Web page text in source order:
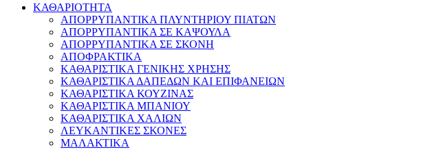
ΚΑΘΑΡΙΟΤΗΤΑ
ΑΠΟΡΡΥΠΑΝΤΙΚΑ ΠΛΥΝΤΗΡΙΟΥ ΠΙΑΤΩΝ
ΑΠΟΡΡΥΠΑΝΤΙΚΑ ΣΕ ΚΑΨΟΥΛΑ
ΑΠΟΡΡΥΠΑΝΤΙΚΑ ΣΕ ΣΚΟΝΗ
ΑΠΟΦΡΑΚΤΙΚΑ
ΚΑΘΑΡΙΣΤΙΚΑ ΓΕΝΙΚΗΣ ΧΡΗΣΗΣ
ΚΑΘΑΡΙΣΤΙΚΑ ΔΑΠΕΔΩΝ ΚΑΙ ΕΠΙΦΑΝΕΙΩΝ
ΚΑΘΑΡΙΣΤΙΚΑ ΚΟΥΖΙΝΑΣ
ΚΑΘΑΡΙΣΤΙΚΑ ΜΠΑΝΙΟΥ
ΚΑΘΑΡΙΣΤΙΚΑ ΧΑΛΙΩΝ
ΛΕΥΚΑΝΤΙΚΕΣ ΣΚΟΝΕΣ
ΜΑΛΑΚΤΙΚΑ